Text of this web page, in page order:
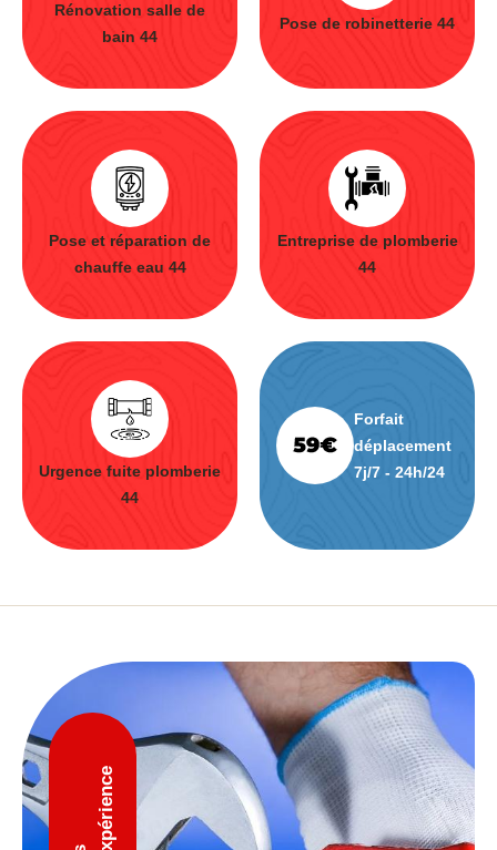
Rénovation salle de
bain 44
Pose de robinetterie 44
Pose et réparation de
chauffe eau 44
Entreprise de plomberie
44
Urgence fuite plomberie
44
Forfait
déplacement
7j/7 - 24h/24
D'expérience